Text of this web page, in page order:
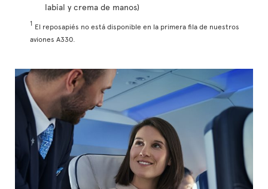
labial y crema de manos)
1 El reposapiés no está disponible en la primera fila de nuestros
aviones A330.